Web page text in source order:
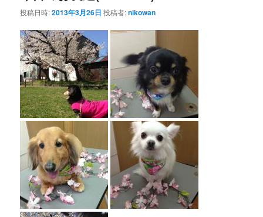
投稿日時:2013年3月26日 投稿者:nikowan